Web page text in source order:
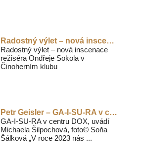
Radostný výlet – nová inscenace režiséra Ondřeje Sokola v Činoherním klubu
Radostný výlet – nová inscenace
režiséra Ondřeje Sokola v
Činoherním klubu
Petr Geisler – GA-I-SU-RA v centru DOX
GA-I-SU-RA v centru DOX, uvádí
Michaela Šilpochová, foto© Soňa
Šálková „V roce 2023 nás ...